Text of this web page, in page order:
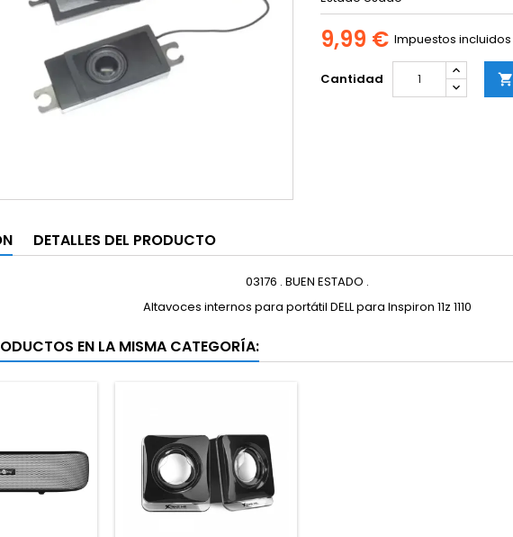
9,99 € Impuestos incluidos
Cantidad 
DETALLES DEL PRODUCTO
03176 . BUEN ESTADO .
Altavoces internos para portátil DELL para Inspiron 11z 1110
EN LA MISMA CATEGORÍA: